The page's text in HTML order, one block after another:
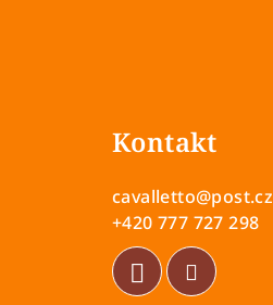
Kontakt
cavalletto@post.cz
+420 777 727 298